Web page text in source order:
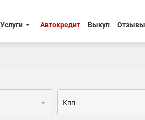
Услуги Автокредит Выкуп Отзывы
Кпп